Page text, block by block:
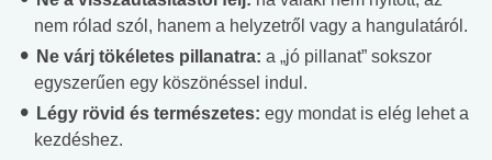
nem rólad szól, hanem a helyzetről vagy a hangulatáról.
Ne várj tökéletes pillanatra: a „jó pillanat” sokszor
egyszerűen egy köszönéssel indul.
Légy rövid és természetes: egy mondat is elég lehet a
kezdéshez.